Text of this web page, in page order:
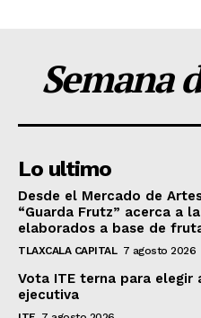
Semana
Lo ultimo
Desde el Mercado de
“Guarda Frutz” acerca a
elaborados a base de
TLAXCALA CAPITAL 7 agosto 2026
Vota ITE terna para elegir
ejecutiva